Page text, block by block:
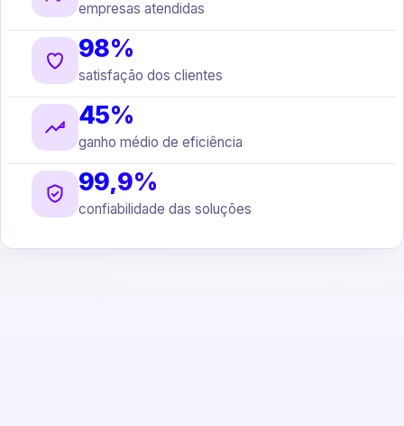
empresas atendidas
98%
satisfação dos clientes
45%
ganho médio de eficiência
99,9%
confiabilidade das soluções